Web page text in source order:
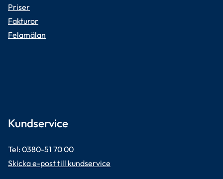
Priser
Fakturor
Felamälan
Kundservice
Tel: 0380-51 70 00
Skicka e-post till kundservice